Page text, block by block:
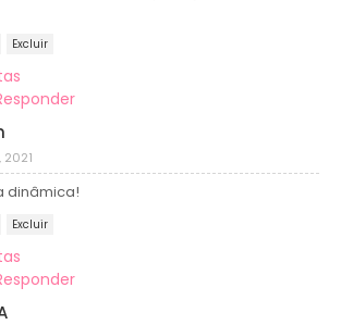
Excluir
2021
dinâmica!
Excluir